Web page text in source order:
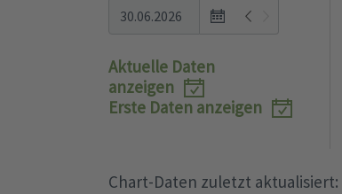
Open
popup.
Aktuelle Daten
anzeigen
Erste Daten anzeigen
Chart-Daten zuletzt aktualisiert: